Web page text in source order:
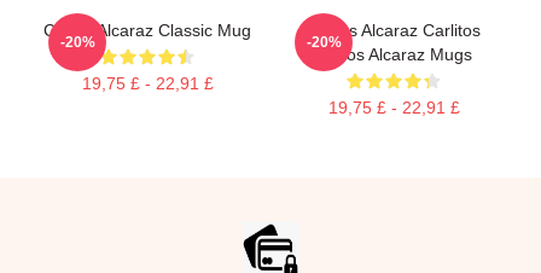
Carlos Alcaraz Classic Mug
19,75 £ - 22,91 £
-20%
Carlos Alcaraz Carlitos
Carlos Alcaraz Mugs
19,75 £ - 22,91 £
-20%